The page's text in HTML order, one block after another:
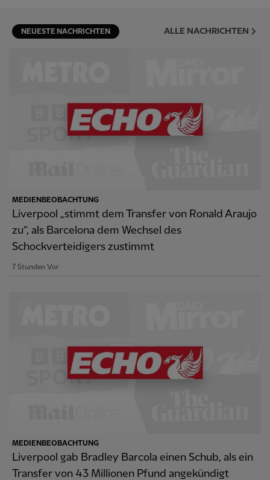
NEUESTE NACHRICHTEN ALLE NACHRICHTEN
MEDIENBEOBACHTUNG
Liverpool „stimmt dem Transfer von Ronald Araujo
zu“, als Barcelona dem Wechsel des
Schockverteidigers zustimmt
7 Stunden Vor
MEDIENBEOBACHTUNG
Liverpool gab Bradley Barcola einen Schub, als ein
Transfer von 43 Millionen Pfund angekündigt